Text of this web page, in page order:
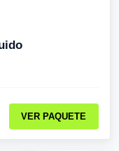
VER PAQUETE